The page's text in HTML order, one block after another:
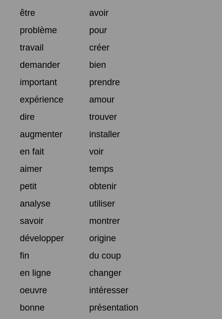
être
avoir
problème
pour
travail
créer
demander
bien
important
prendre
expérience
amour
dire
trouver
augmenter
installer
en fait
voir
aimer
temps
petit
obtenir
analyse
utiliser
savoir
montrer
développer
origine
fin
du coup
en ligne
changer
oeuvre
intéresser
bonne
présentation